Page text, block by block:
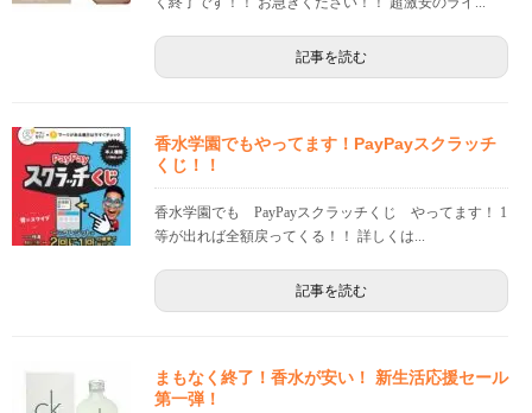
記事を読む
香水学園でもやってます！PayPayスクラッチ
くじ！！
香水学園でも PayPayスクラッチくじ やってます！ 1
等が出れば全額戻ってくる！！ 詳しくは...
記事を読む
まもなく終了！香水が安い！ 新生活応援セール
第一弾！